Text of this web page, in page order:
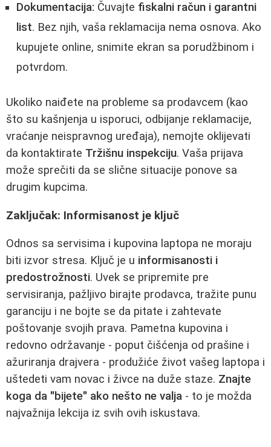
Dokumentacija: Čuvajte fiskalni račun i garantni
list. Bez njih, vaša reklamacija nema osnova. Ako
kupujete online, snimite ekran sa porudžbinom i
potvrdom.
Ukoliko naiđete na probleme sa prodavcem (kao
što su kašnjenja u isporuci, odbijanje reklamacije,
vraćanje neispravnog uređaja), nemojte oklijevati
da kontaktirate Tržišnu inspekciju. Vaša prijava
može sprečiti da se slične situacije ponove sa
drugim kupcima.
Zaključak: Informisanost je ključ
Odnos sa servisima i kupovina laptopa ne moraju
biti izvor stresa. Ključ je u informisanosti i
predostrožnosti. Uvek se pripremite pre
servisiranja, pažljivo birajte prodavca, tražite punu
garanciju i ne bojte se da pitate i zahtevate
poštovanje svojih prava. Pametna kupovina i
redovno održavanje - poput čišćenja od prašine i
ažuriranja drajvera - produžiće život vašeg laptopa i
uštedeti vam novac i živce na duže staze. Znajte
koga da "bijete" ako nešto ne valja - to je možda
najvažnija lekcija iz svih ovih iskustava.